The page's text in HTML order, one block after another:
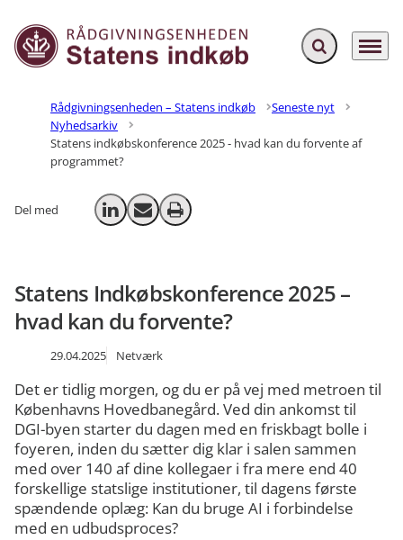
Gå til forsiden Fold søgefelt ud
Menu
Rådgivningsenheden – Statens indkøb
Seneste nyt
Nyhedsarkiv
Statens indkøbskonference 2025 - hvad kan du forvente af
programmet?
Del med Del på LinkedIn
Send email
Print
Statens Indkøbskonference 2025 –
hvad kan du forvente?
29.04.2025 Netværk
Det er tidlig morgen, og du er på vej med metroen til
Københavns Hovedbanegård. Ved din ankomst til
DGI-byen starter du dagen med en friskbagt bolle i
foyeren, inden du sætter dig klar i salen sammen
med over 140 af dine kollegaer i fra mere end 40
forskellige statslige institutioner, til dagens første
spændende oplæg: Kan du bruge AI i forbindelse
med en udbudsproces?